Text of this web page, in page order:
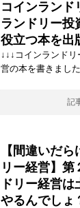
コインランド
ランドリー投
役立つ本を出
↓↓↓コインランド
営の本を書きまし
記
【間違いだ
リー経営】第
ドリー経営
やるんでしょ